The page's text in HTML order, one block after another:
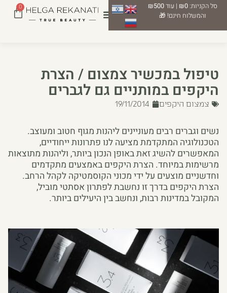
סל הקניות:₪0 | עוד₪500
והמשלוח חינם! 🎁
0
טיפול במכשיר צמצום / הצרת
היקפים במותניים גם לגברים
צמצום היקפים 19/11/2014
נשים וגברים רבים מעוניינים ליהנות מגוף חטוב ומעוצב.
הטכנולוגיה המתקדמת מציעה לנו פתרונות ייחודיים,
המאפשרים להשיג זאת באופן הנכון ביותר, וליהנות מתוצאות
מרשימות במיוחד. הצרת היקפים באמצעים מתקדמים
וחדשניים מוצעים על ידי מכוני הקוסמטיקה לקהל הרחב.
הצרת היקפים בדרך זו נחשבת לפתרון אסתטי מוביל,
המקובל במדינות רבות, ונחשב בין היעילים ביותר.